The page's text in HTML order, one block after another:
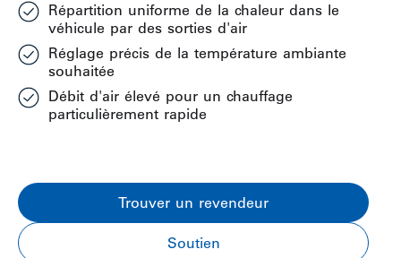
Répartition uniforme de la chaleur dans le
véhicule par des sorties d'air
Réglage précis de la température ambiante
souhaitée
Débit d'air élevé pour un chauffage
particulièrement rapide
Trouver un revendeur
Soutien